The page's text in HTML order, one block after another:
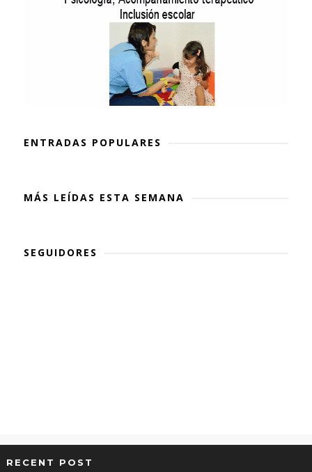
ENTRADAS POPULARES
MÁS LEÍDAS ESTA SEMANA
SEGUIDORES
RECENT POST